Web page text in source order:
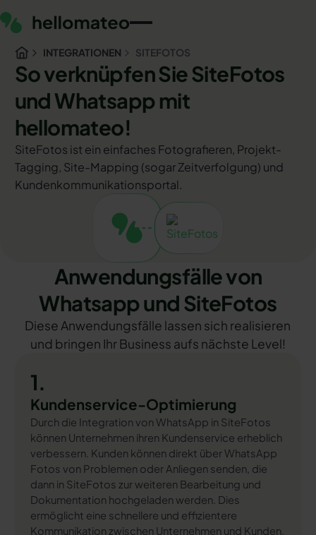
INTEGRATIONEN SITEFOTOS
So verknüpfen Sie SiteFotos
und Whatsapp mit
hellomateo!
SiteFotos ist ein einfaches Fotografieren, Projekt-
Tagging, Site-Mapping (sogar Zeitverfolgung) und
Kundenkommunikationsportal.
Anwendungsfälle von
Whatsapp und SiteFotos
Diese Anwendungsfälle lassen sich realisieren
und bringen Ihr Business aufs nächste Level!
1.
Kundenservice-Optimierung
Durch die Integration von WhatsApp in SiteFotos
können Unternehmen ihren Kundenservice erheblich
verbessern. Kunden können direkt über WhatsApp
Fotos von Problemen oder Anliegen senden, die
dann in SiteFotos zur weiteren Bearbeitung und
Dokumentation hochgeladen werden. Dies
ermöglicht eine schnellere und effizientere
Kommunikation zwischen Unternehmen und Kunden.